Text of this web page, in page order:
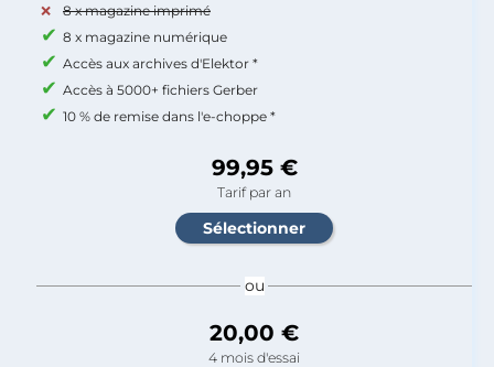
8 x magazine imprimé
8 x magazine numérique
Accès aux archives d'Elektor *
Accès à 5000+ fichiers Gerber
10 % de remise dans l'e-choppe *
99,95 €
Tarif par an
ou
20,00 €
4 mois d'essai